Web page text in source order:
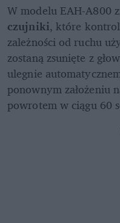
W modelu EAH-A800
czujniki, które
zależności od ruchu
zostaną zsunięte z
ulegnie
ponownym założeniu
powrotem w ciągu 60